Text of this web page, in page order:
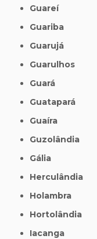
Guareí
Guariba
Guarujá
Guarulhos
Guará
Guatapará
Guaíra
Guzolândia
Gália
Herculândia
Holambra
Hortolândia
Iacanga